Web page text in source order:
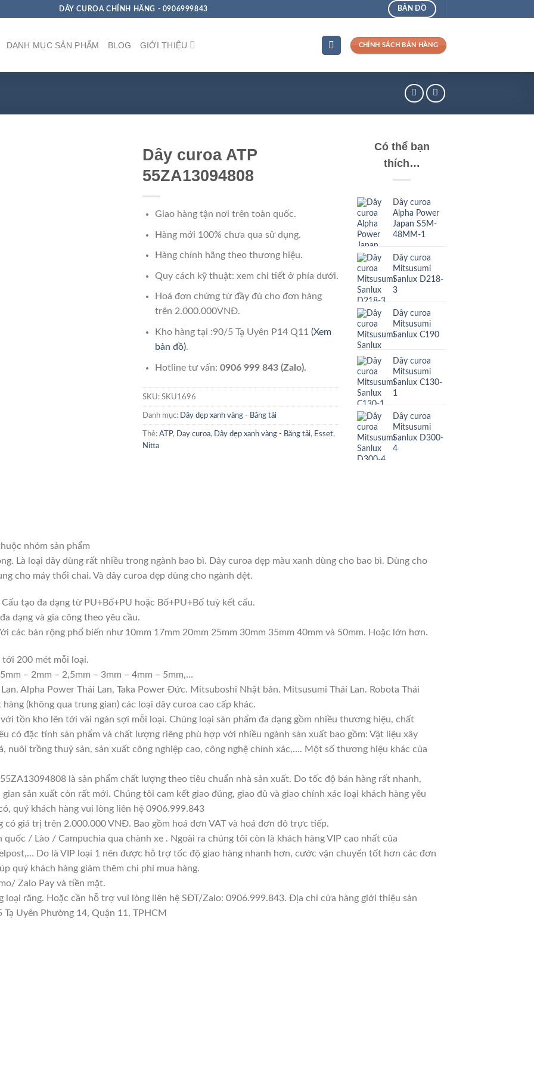
DÂY CUROA CHÍNH HÃNG - 0906999843 BẢN ĐỒ
DANH MỤC SẢN PHẨM BLOG GIỚI THIỆU CHÍNH SÁCH BÁN HÀNG
Dây curoa ATP
55ZA13094808
Giao hàng tận nơi trên toàn quốc.
Hàng mới 100% chưa qua sử dụng.
Hàng chính hãng theo thương hiệu.
Quy cách kỹ thuật: xem chi tiết ở phía dưới.
Hoá đơn chứng từ đầy đủ cho đơn hàng
trên 2.000.000VNĐ.
Kho hàng tại :90/5 Tạ Uyên P14 Q11 (Xem
bản đồ).
Hotline tư vấn: 0906 999 843 (Zalo).
SKU: SKU1696
Danh mục: Dây dẹp xanh vàng - Băng tải
Thẻ: ATP, Day curoa, Dây dẹp xanh vàng - Băng tải, Esset,
Nitta
Có thể bạn
thích…
Dây curoa
Alpha Power
Japan S5M-
48MM-1
Dây curoa
Mitsusumi
Sanlux D218-
3
Dây curoa
Mitsusumi
Sanlux C190
Dây curoa
Mitsusumi
Sanlux C130-
1
Dây curoa
Mitsusumi
Sanlux D300-
4
nhóm sản phẩm
Là loại dây dùng rất nhiều trong ngành bao bì. Dây curoa dẹp màu xanh dùng cho bao bì. Dùng cho
cho máy thổi chai. Và dây curoa dẹp dùng cho ngành dệt.
tạo đa dạng từ PU+Bố+PU hoặc Bố+PU+Bố tuỳ kết cấu.
dạng và gia công theo yêu cầu.
các bản rộng phổ biến như 10mm 17mm 20mm 25mm 30mm 35mm 40mm và 50mm. Hoặc lớn hơn.
tới 200 mét mỗi loại.
– 2mm – 2,5mm – 3mm – 4mm – 5mm,…
Alpha Power Thái Lan, Taka Power Đức. Mitsuboshi Nhật bản. Mitsusumi Thái Lan. Robota Thái
(không qua trung gian) các loại dây curoa cao cấp khác.
tồn kho lên tới vài ngàn sợi mỗi loại. Chủng loại sản phẩm đa dạng gồm nhiều thương hiệu, chất
có đặc tính sản phẩm và chất lượng riêng phù hợp với nhiều ngành sản xuất bao gồm: Vật liệu xây
nuôi trồng thuỷ sản, sản xuất công nghiệp cao, công nghệ chính xác,…. Một số thương hiệu khác của
là sản phẩm chất lượng theo tiêu chuẩn nhà sản xuất. Do tốc độ bán hàng rất nhanh,
sản xuất còn rất mới. Chúng tôi cam kết giao đúng, giao đủ và giao chính xác loại khách hàng yêu
quý khách hàng vui lòng liên hệ 0906.999.843
giá trị trên 2.000.000 VNĐ. Bao gồm hoá đơn VAT và hoá đơn đỏ trực tiếp.
/ Lào / Campuchia qua chành xe . Ngoài ra chúng tôi còn là khách hàng VIP cao nhất của
Do là VIP loại 1 nên được hỗ trợ tốc độ giao hàng nhanh hơn, cước vận chuyển tốt hơn các đơn
quý khách hàng giảm thêm chi phí mua hàng.
Zalo Pay và tiền mặt.
loại răng. Hoặc cần hỗ trợ vui lòng liên hệ SĐT/Zalo: 0906.999.843. Địa chỉ cửa hàng giới thiệu sản
Uyên Phường 14, Quận 11, TPHCM